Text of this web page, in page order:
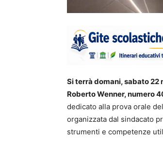
Si terrà domani, sabato 22
Roberto Wenner, numero
dedicato alla prova orale
organizzata dal sindacato
strumenti e competenze